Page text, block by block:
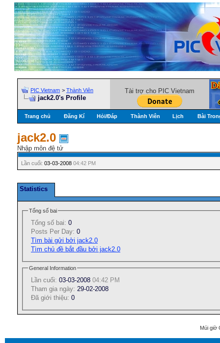
PIC Vietnam > Thành Viên
jack2.0's Profile
Tài trợ cho PIC Vietnam
Trang chủ Đăng Kí Hỏi/Ðáp Thành Viên Lịch Bài
jack2.0
Nhập môn đệ tử
Lần cuối: 03-03-2008 04:42 PM
Statistics
Tổng số bai
Tổng số bai: 0
Posts Per Day: 0
Tìm bài gửi bởi jack2.0
Tìm chủ đề bắt đầu bởi jack2.0
General Information
Lần cuối: 03-03-2008 04:42 PM
Tham gia ngày: 29-02-2008
Ðã giới thiệu: 0
Múi giờ